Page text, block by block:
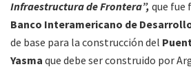
Infraestructura de Frontera”, que fue
Banco Interamericano de
de base para la construcción del
Yasma que debe ser construido por